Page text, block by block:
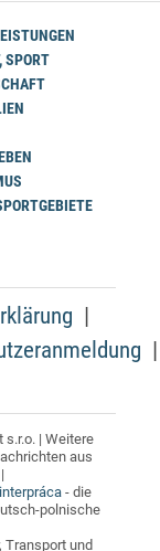
SPORT
| Weitere
aus
interpráca- die
polnische
Transport und